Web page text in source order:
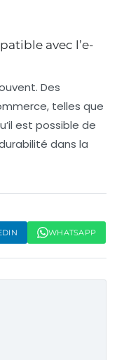
avec l’e-
Des
telles que
est possible de
dans la
WHATSAPP